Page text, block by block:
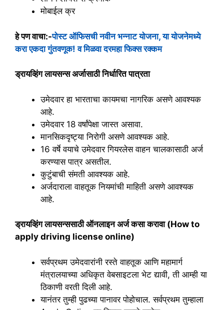
मोबाईल क्र
हे पण वाचा:-पोस्ट ऑफिसची नवीन भन्नाट योजना, या योजनेमध्ये
करा एकदा गुंतवणूक! व मिळवा दरमहा फिक्स रक्कम
ड्रायव्हिंग लायसन्स अर्जासाठी निर्धारित पात्रता
उमेदवार हा भारताचा कायमचा नागरिक असणे आवश्यक
आहे.
उमेदवार 18 वर्षांपेक्षा जास्त असावा.
मानसिकदृष्ट्या निरोगी असणे आवश्यक आहे.
16 वर्षे वयाचे उमेदवार गियरलेस वाहन चालकासाठी अर्ज
करण्यास पात्र असतील.
कुटुंबाची संमती आवश्यक आहे.
अर्जदाराला वाहतूक नियमांची माहिती असणे आवश्यक
आहे.
ड्रायव्हिंग लायसन्ससाठी ऑनलाइन अर्ज कसा करावा (How to
apply driving license online)
सर्वप्रथम उमेदवारांनी रस्ते वाहतूक आणि महामार्ग
मंत्रालयाच्या अधिकृत वेबसाइटला भेट द्यावी, ती आम्ही या
ठिकाणी वरती दिली आहे.
यानंतर तुम्ही पुढच्या पानावर पोहोचाल. सर्वप्रथम तुम्हाला